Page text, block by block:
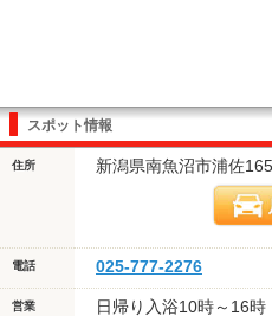
スポット情報
住所 新潟県南魚沼市浦佐
電話 025-777-2276
営業 日帰り入浴10時～16時